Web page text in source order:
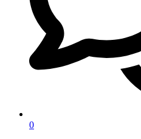
0